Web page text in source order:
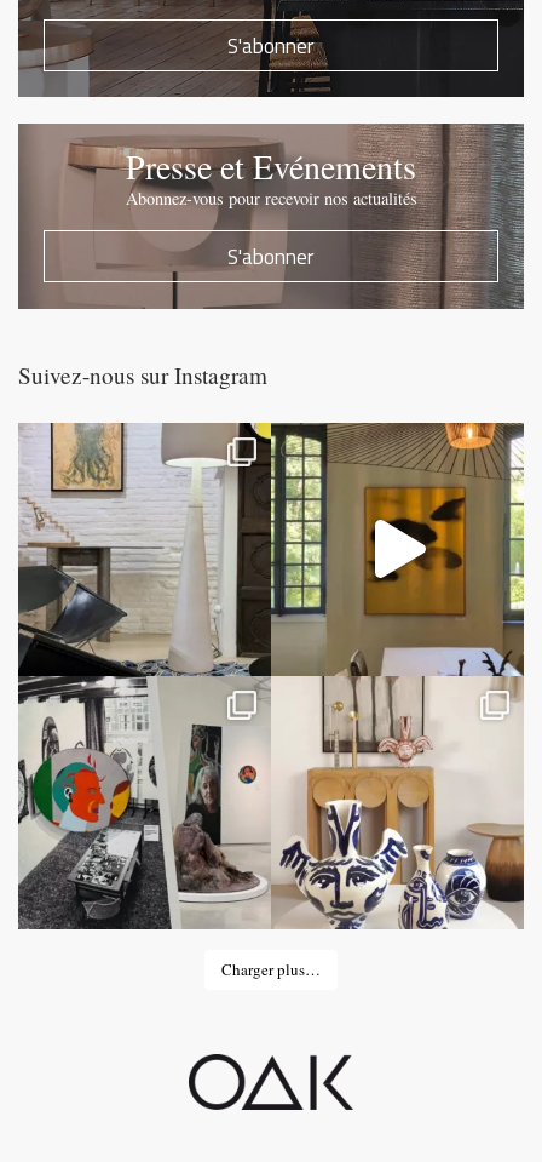
S'abonner
Presse et Evénements
Abonnez-vous pour recevoir nos actualités
S'abonner
Suivez-nous sur Instagram
Charger plus…